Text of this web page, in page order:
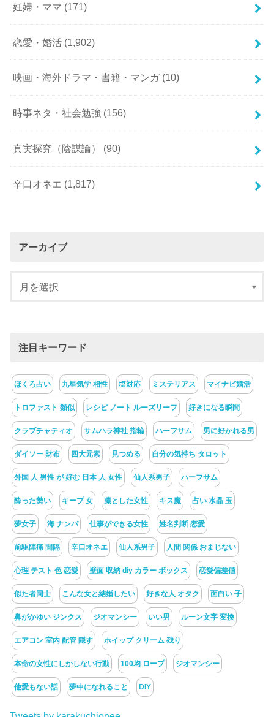
妊婦・ママ (171)
恋愛・婚活 (1,902)
映画・海外ドラマ・書籍・マンガ (10)
時事ネタ・社会勉強 (156)
真実探究（陰謀論） (90)
辛口オネエ (1,817)
アーカイブ
注目キーワード
ほくろ占い 九星気学 相性 塩対応 ミステリアス マイナビ婚活
トロファスト 類似 レシピ ノート ルーズリーフ 好きになる瞬間
クラブチャティオ サムハラ神社 指輪 ハーフサム 男に好かれる男
ダイソー 財布 四大元素 見つめる 自分の気持ち タロット
外国 人 男性 が 好む 日本 人 女性 仙人系男子 ハーフサム
酔った勢い キープ 女 凛とした女性 キス魔 占い 水晶 玉
夢女子 海 ナンパ 仕事ができる女性 姓名判断 恋愛
前駆陣痛 間隔 辛口オネエ 仙人系男子 人間 関係 おまじない
心理 テスト 色 恋愛 壁面 収納 diy カラー ボックス 恋愛偏差値
似た者同士 こんな女と結婚したい 好きな人 オタク 面白い 子
鼻がかゆい ジンクス ジオマンシー いい男 ルーン文字 変換
エアコン 室内 配管 隠す ホイップ クリーム 残り
本命の女性にしかしない行動 100均 ロープ ジオマンシー
他愛もない話 夢中になれること DIY